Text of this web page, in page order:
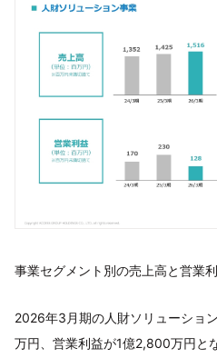
事業セグメント別の売上高と営業利
2026年3月期の人財ソリューショ
万円、営業利益が1億2,800万円と